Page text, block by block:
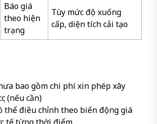
Báo giá
theo hiện
trạng
Tùy mức độ xuống
cấp, diện tích cải tạo
bao gồm chi phí xin phép xây
(nếu cần)
thể điều chỉnh theo biến động giá